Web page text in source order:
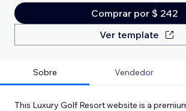
Comprar por $ 242
Ver template
Sobre Vendedor
This Luxury Golf Resort website is a